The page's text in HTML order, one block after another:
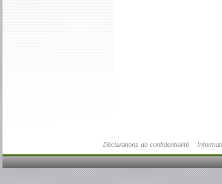
Déclarations de confidentialité